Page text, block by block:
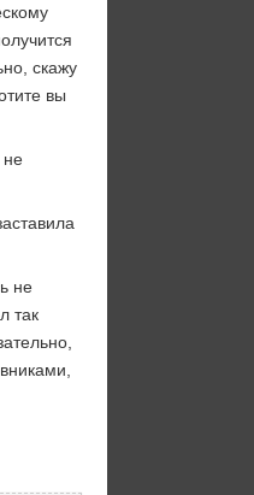
скажу
вы
не
не
так